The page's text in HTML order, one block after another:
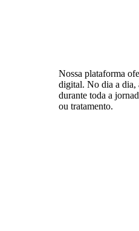
Nossa plataforma
digital. No dia a dia,
durante toda a
ou tratamento.